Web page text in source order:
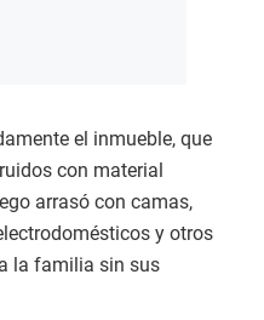
el inmueble, que
con material
arrasó con camas,
y otros
la familia sin sus